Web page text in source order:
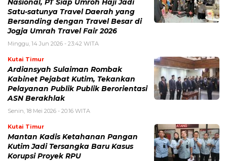
Nasional, PT Siap Umroh Haji Jadi
Satu-satunya Travel Daerah yang
Bersanding dengan Travel Besar di
Jogja Umrah Travel Fair 2026
Minggu, 14 Jun 2026 - 23:42 WITA
Kutai Timur
Ardiansyah Sulaiman Rombak
Kabinet Pejabat Kutim, Tekankan
Pelayanan Publik Publik Berorientasi
ASN Berakhlak
Senin, 18 Mei 2026 - 20:16 WITA
Kutai Timur
Mantan Kadis Ketahanan Pangan
Kutim Jadi Tersangka Baru Kasus
Korupsi Proyek RPU